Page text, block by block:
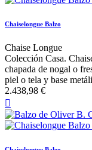
Chaiselongue Balzo
Chaise Longue
Colección Casa.
chapada de nogal o
piel o tela y base
2.438,98 €
